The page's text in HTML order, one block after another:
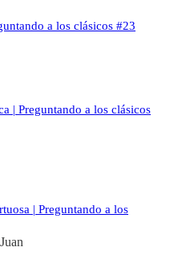
a los clásicos #23
| Preguntando a los clásicos
| Preguntando a los